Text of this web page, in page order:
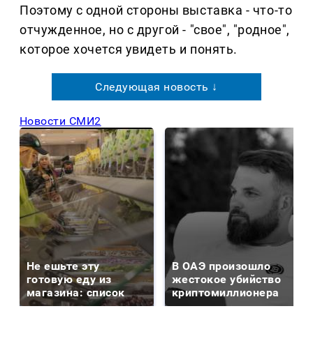
Поэтому с одной стороны выставка - что-то
отчужденное, но с другой - "свое", "родное",
которое хочется увидеть и понять.
Следующая новость ↓
Новости СМИ2
Не ешьте эту
готовую еду из
магазина: список
В ОАЭ произошло
жестокое убийство
криптомиллионера